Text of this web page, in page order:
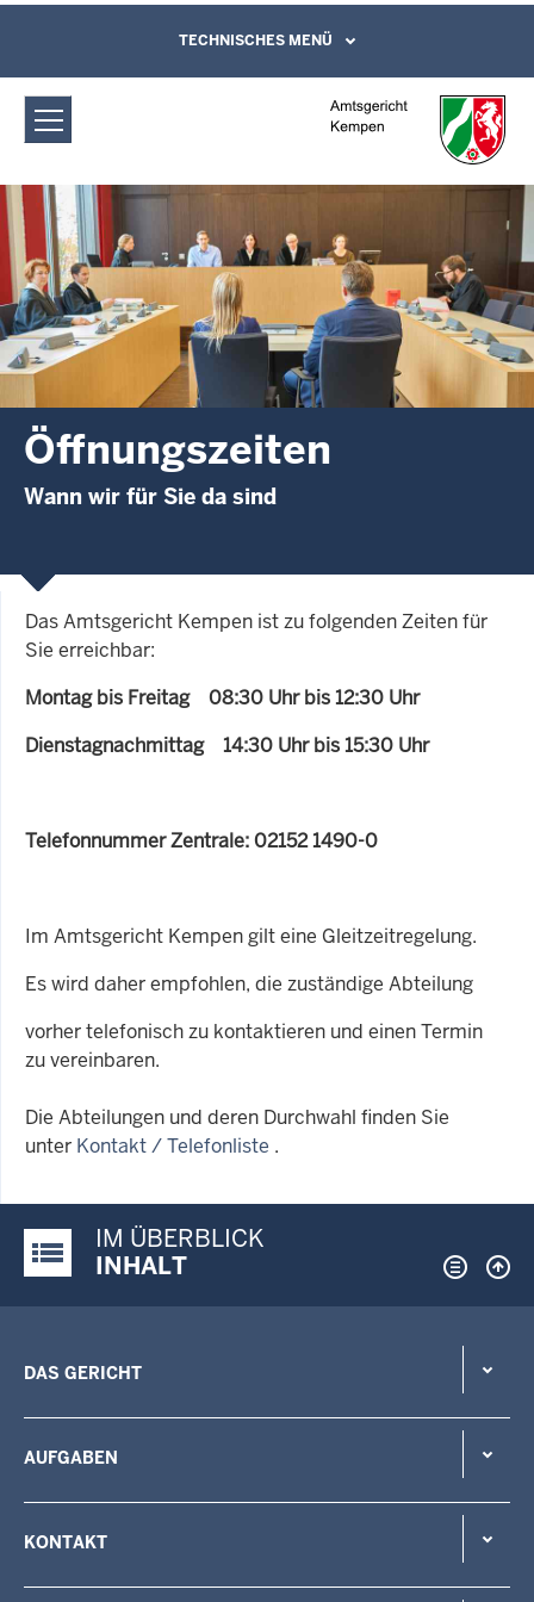
Amtsgericht Kempen: Öffnungszeiten
Direkt zum Inhalt
Leichte Sprache, Gebärdensprachenvideo
und Kontaktformular
TECHNISCHES MENÜ
Öffnungszeiten
Wann wir für Sie da sind
Das Amtsgericht Kempen ist zu folgenden Zeiten für
Sie erreichbar:
Montag bis Freitag 08:30 Uhr bis 12:30 Uhr
Dienstagnachmittag 14:30 Uhr bis 15:30 Uhr
Telefonnummer Zentrale: 02152 1490-0
Im Amtsgericht Kempen gilt eine Gleitzeitregelung.
Es wird daher empfohlen, die zuständige Abteilung
vorher telefonisch zu kontaktieren und einen Termin
zu vereinbaren.
Die Abteilungen und deren Durchwahl finden Sie
unter Kontakt / Telefonliste .
Justiz-Portal im Überblick:
IM ÜBERBLICK
INHALT
DAS GERICHT
AUFGABEN
KONTAKT